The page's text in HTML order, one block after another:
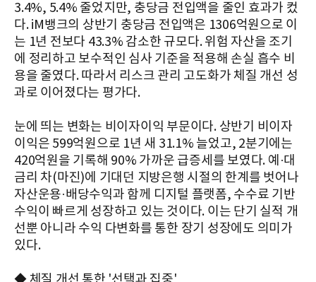
3.4%, 5.4% 줄었지만, 충당금 전입액을 줄인 효과가 컸
다. iM뱅크의 상반기 충당금 전입액은 1306억원으로 이
는 1년 전보다 43.3% 감소한 규모다. 위험 자산을 조기
에 정리하고 보수적인 심사 기준을 적용해 손실 흡수 비
용을 줄였다. 따라서 리스크 관리 고도화가 체질 개선 성
과로 이어졌다는 평가다.
눈에 띄는 변화는 비이자이익 부문이다. 상반기 비이자
이익은 599억원으로 1년 새 31.1% 늘었고, 2분기에는
420억원을 기록해 90% 가까운 급증세를 보였다. 예·대
금리 차(마진)에 기대던 지방은행 시절의 한계를 벗어나
자산운용·배당수익과 함께 디지털 플랫폼, 수수료 기반
수익이 빠르게 성장하고 있는 것이다. 이는 단기 실적 개
선뿐 아니라 수익 다변화를 통한 장기 성장에도 의미가
있다.